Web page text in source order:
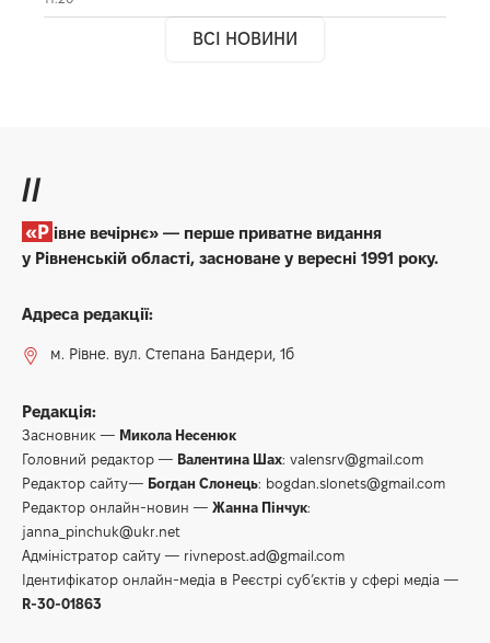
ВСІ НОВИНИ
//
«Рівне вечірнє» — перше приватне видання
у Рівненській області, засноване у вересні 1991 року.
Адреса редакції:
м. Рівне. вул. Степана Бандери, 1б
Редакція:
Засновник — Микола Несенюк
Головний редактор — Валентина Шах: valensrv@gmail.com
Редактор сайту— Богдан Слонець: bogdan.slonets@gmail.com
Редактор онлайн-новин — Жанна Пінчук:
janna_pinchuk@ukr.net
Адміністратор сайту — rivnepost.ad@gmail.com
Ідентифікатор онлайн-медіа в Реєстрі суб’єктів у сфері медіа —
R-30-01863